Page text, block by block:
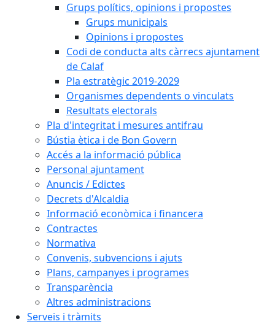
Grups polítics, opinions i propostes
Grups municipals
Opinions i propostes
Codi de conducta alts càrrecs ajuntament
de Calaf
Pla estratègic 2019-2029
Organismes dependents o vinculats
Resultats electorals
Pla d'integritat i mesures antifrau
Bústia ètica i de Bon Govern
Accés a la informació pública
Personal ajuntament
Anuncis / Edictes
Decrets d'Alcaldia
Informació econòmica i financera
Contractes
Normativa
Convenis, subvencions i ajuts
Plans, campanyes i programes
Transparència
Altres administracions
Serveis i tràmits